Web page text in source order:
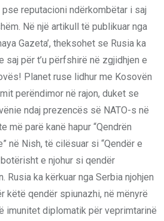
reputacioni ndërkombëtar i saj
Në një artikull të publikuar nga
Gazeta’, theksohet se Rusia ka
saj për t’u përfshirë në zgjidhjen e
Planet ruse lidhur me Kosovën
perëndimor në rajon, duket se
ndaj prezencës së NATO-s në
më parë kanë hapur “Qendrën
në Nish, të cilësuar si “Qendër e
e njohur si qendër
Rusia ka kërkuar nga Serbia njohjen
këtë qendër spiunazhi, në mënyrë
imunitet diplomatik për veprimtarinë